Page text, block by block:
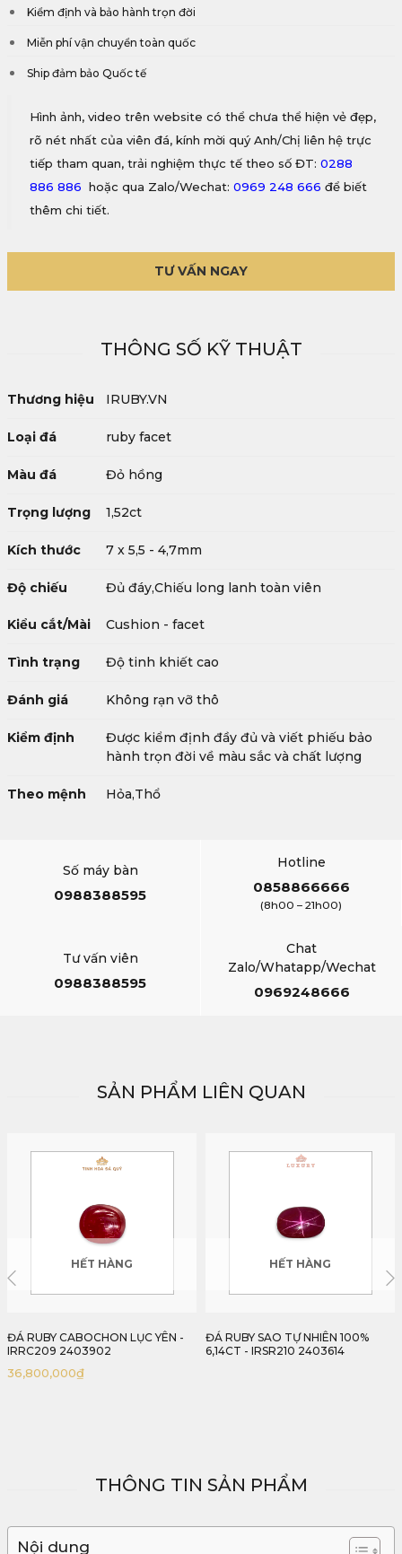
Kiểm định và bảo hành trọn đời
Miễn phí vận chuyển toàn quốc
Ship đảm bảo Quốc tế
Hình ảnh, video trên website có thể chưa thể hiện vẻ đẹp,
rõ nét nhất của viên đá, kính mời quý Anh/Chị liên hệ trực
tiếp tham quan, trải nghiệm thực tế theo số ĐT: 0288
886 886 hoặc qua Zalo/Wechat: 0969 248 666 để biết
thêm chi tiết.
TƯ VẤN NGAY
THÔNG SỐ KỸ THUẬT
Thương hiệu IRUBY.VN
Loại đá ruby facet
Màu đá Đỏ hồng
Trọng lượng 1,52ct
Kích thước 7 x 5,5 - 4,7mm
Độ chiếu Đủ đáy,Chiếu long lanh toàn viên
Kiểu cắt/Mài Cushion - facet
Tình trạng Độ tinh khiết cao
Đánh giá Không rạn vỡ thô
Kiểm định
Được kiểm định đầy đủ và viết phiếu bảo
hành trọn đời về màu sắc và chất lượng
Theo mệnh Hỏa,Thổ
Số máy bàn
0988388595
Hotline
0858866666
(8h00 – 21h00)
Tư vấn viên
0988388595
Chat
Zalo/Whatapp/Wechat
0969248666
SẢN PHẨM LIÊN QUAN
HẾT HÀNG
ĐÁ RUBY SAO TỰ NHIÊN 100%
6,14CT - IRSR210 2403614
ĐÁ SAPPHIRE VÀNG 7,25CT TỰ
NHIÊN 100% - IRYS65 24340725
THÔNG TIN SẢN PHẨM
Nội dung